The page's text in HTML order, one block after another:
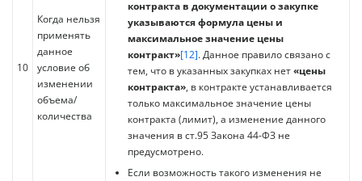
10
Когда нельзя
применять
данное
условие об
изменении
объема/
количества
контракта в документации о закупке
указываются формула цены и
максимальное значение цены
контракт»[12]. Данное правило связано с
тем, что в указанных закупках нет«цены
контракта», в контракте устанавливается
только максимальное значение цены
контракта (лимит), а изменение данного
значения в ст.95 Закона 44-ФЗ не
предусмотрено.
Если возможность такого изменения не